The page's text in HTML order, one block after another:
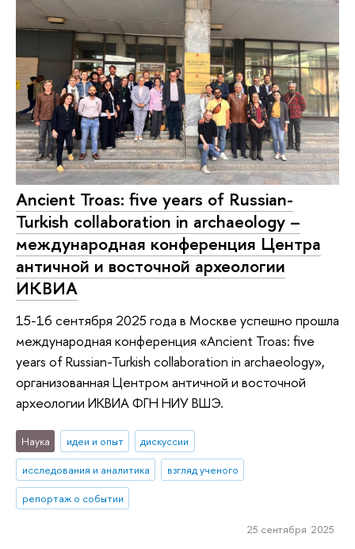
Ancient Troas: five years of Russian-
Turkish collaboration in archaeology –
международная конференция Центра
античной и восточной археологии
ИКВИА
15-16 сентября 2025 года в Москве успешно прошла
международная конференция «Ancient Troas: five
years of Russian-Turkish collaboration in archaeology»,
организованная Центром античной и восточной
археологии ИКВИА ФГН НИУ ВШЭ.
Наука идеи и опыт
дискуссии
исследования и аналитика
взгляд ученого
репортаж о событии
25 сентября 2025